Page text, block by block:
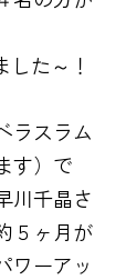
した～！
ラスラム
す）で
川千晶さ
５ヶ月が
ワーアッ